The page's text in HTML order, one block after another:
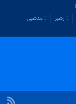
: رهبر
: مذهبی